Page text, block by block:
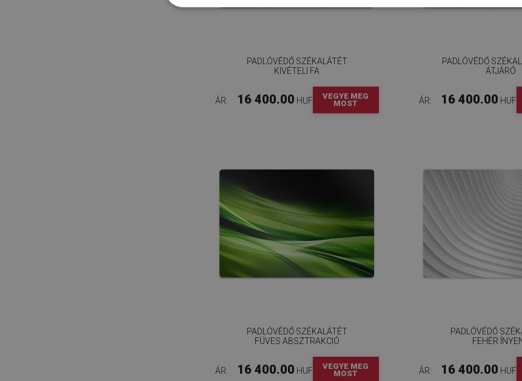
PADLÓVÉDŐ SZÉKALÁTÉT
KIVÉTELI FA
ÁR: 16 400.00 HUF
VEGYE MEG
MOST
PADLÓVÉDŐ
ÁTJÁRÓ
ÁR: 16 400.00 HUF
PADLÓVÉDŐ SZÉKALÁTÉT
FÜVES ABSZTRAKCIÓ
ÁR: 16 400.00 HUF
VEGYE MEG
MOST
PADLÓVÉDŐ
FEHÉR
ÁR: 16 400.00 HUF